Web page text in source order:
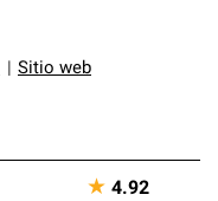
Sitio web
★ 4.92